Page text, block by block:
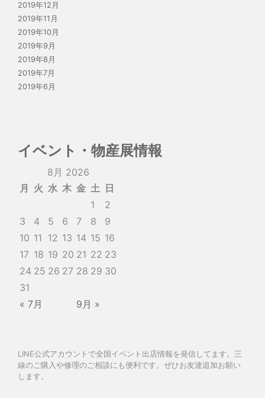
2019年12月
2019年11月
2019年10月
2019年9月
2019年8月
2019年7月
2019年6月
イベント・物産展情報
8月 2026
月
火 水 木 金 土 日
1
2
3
4 5 6 7 8
9
10 11 12 13 14 15 16
17 18 19 20 21 22 23
24 25 26 27 28 29 30
31
« 7月
9月 »
LINE公式アカウントで全国イベント出店情報を発信してます。三
線のご購入や修理のご相談にも便利です。ぜひお友達追加お願い
します。